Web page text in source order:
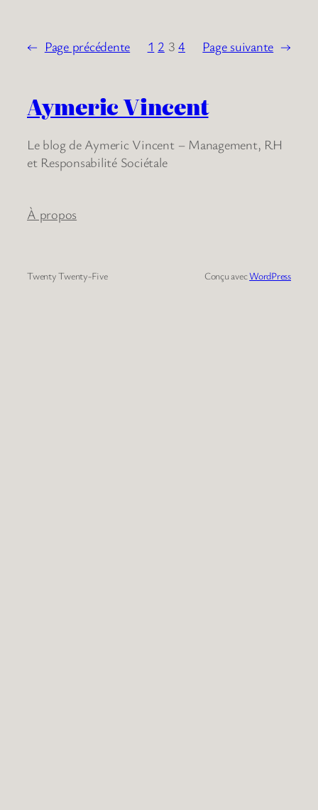
← Page précédente 1 2 3 4 Page suivante →
Aymeric Vincent
Le blog de Aymeric Vincent – Management, RH
et Responsabilité Sociétale
À propos
Twenty Twenty-Five Conçu avecWordPress